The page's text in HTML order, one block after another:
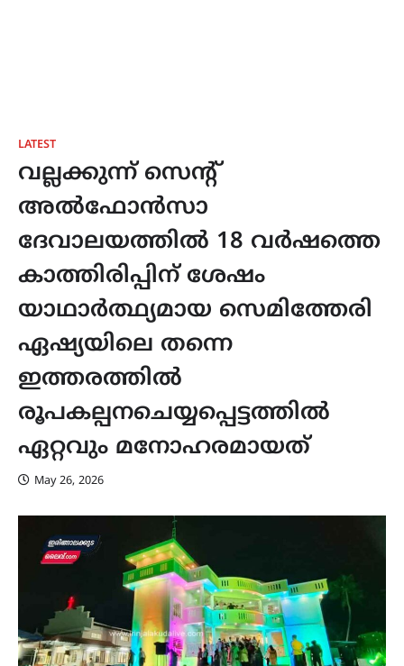
LATEST
വല്ലക്കുന്ന് സെന്റ്
അൽഫോൻസാ
ദേവാലയത്തിൽ 18 വർഷത്തെ
കാത്തിരിപ്പിന് ശേഷം
യാഥാർത്ഥ്യമായ സെമിത്തേരി
ഏഷ്യയിലെ തന്നെ
ഇത്തരത്തിൽ
രൂപകല്പനചെയ്യപ്പെട്ടത്തിൽ
ഏറ്റവും മനോഹരമായത്
May 26, 2026